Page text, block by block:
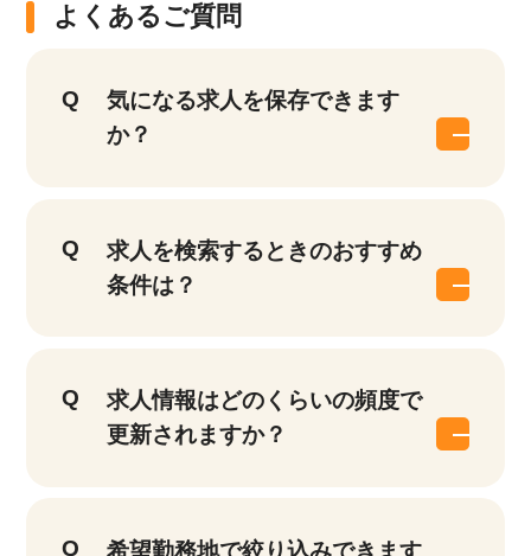
よくあるご質問
気になる求人を保存できます
か？
求人を検索するときのおすすめ
条件は？
求人情報はどのくらいの頻度で
更新されますか？
希望勤務地で絞り込みできます
他の条件を選択